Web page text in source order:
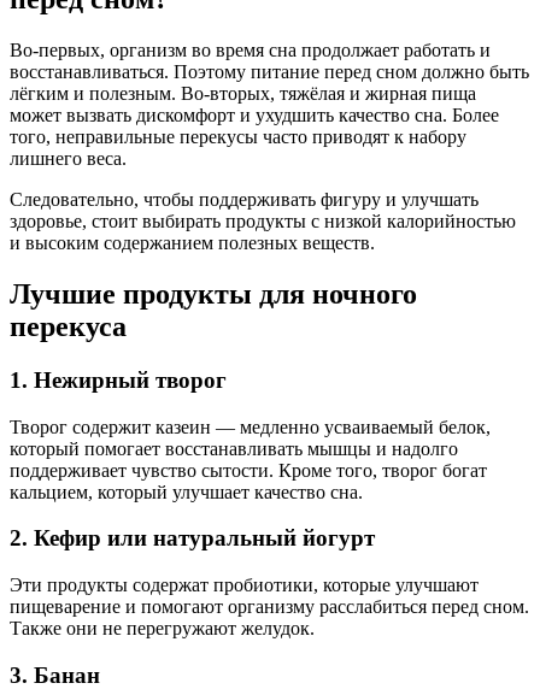
Во-первых, организм во время сна продолжает работать и
восстанавливаться. Поэтому питание перед сном должно быть
лёгким и полезным. Во-вторых, тяжёлая и жирная пища
может вызвать дискомфорт и ухудшить качество сна. Более
того, неправильные перекусы часто приводят к набору
лишнего веса.
Следовательно, чтобы поддерживать фигуру и улучшать
здоровье, стоит выбирать продукты с низкой калорийностью
и высоким содержанием полезных веществ.
Лучшие продукты для ночного
перекуса
1. Нежирный творог
Творог содержит казеин — медленно усваиваемый белок,
который помогает восстанавливать мышцы и надолго
поддерживает чувство сытости. Кроме того, творог богат
кальцием, который улучшает качество сна.
2. Кефир или натуральный йогурт
Эти продукты содержат пробиотики, которые улучшают
пищеварение и помогают организму расслабиться перед сном.
Также они не перегружают желудок.
3. Банан